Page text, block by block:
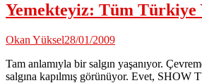
Yemekteyiz: Tüm Türkiye
Okan Yüksel28/01/2009
Tam anlamıyla bir salgın yaşanıyor.
salgına kapılmış görünüyor. Evet, SHOW